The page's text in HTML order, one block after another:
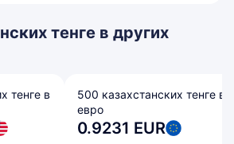
тенге в других
тенге в
500 казахстанских тенге в
евро
0.9231 EUR